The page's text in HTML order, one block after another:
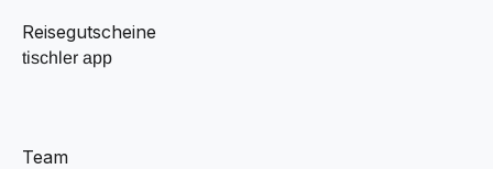
Reisegutscheine
tischler app
Team